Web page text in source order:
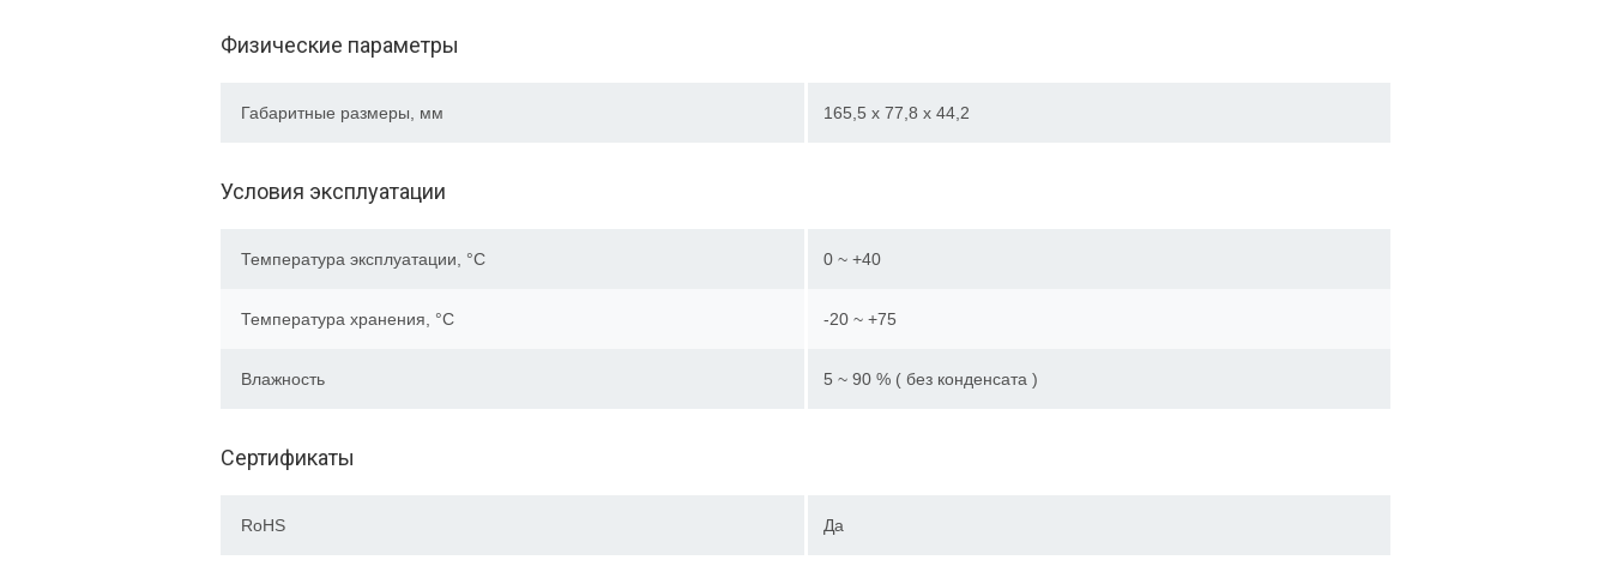
Физические параметры
Габаритные размеры, мм 165,5 х 77,8 х 44,2
Условия эксплуатации
Температура эксплуатации, °C 0 ~ +40
Температура хранения, °C -20 ~ +75
Влажность 5 ~ 90 % ( без конденсата )
Сертификаты
RoHS Да